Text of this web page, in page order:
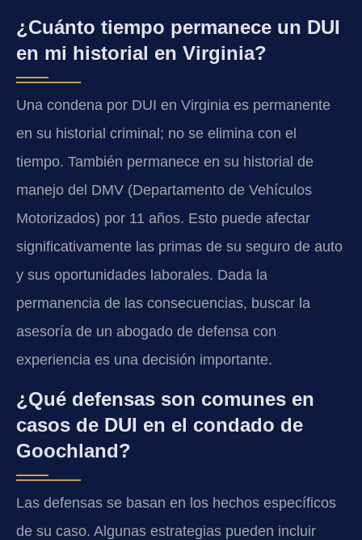
¿Cuánto tiempo permanece un DUI
en mi historial en Virginia?
Una condena por DUI en Virginia es permanente
en su historial criminal; no se elimina con el
tiempo. También permanece en su historial de
manejo del DMV (Departamento de Vehículos
Motorizados) por 11 años. Esto puede afectar
significativamente las primas de su seguro de auto
y sus oportunidades laborales. Dada la
permanencia de las consecuencias, buscar la
asesoría de un abogado de defensa con
experiencia es una decisión importante.
¿Qué defensas son comunes en
casos de DUI en el condado de
Goochland?
Las defensas se basan en los hechos específicos
de su caso. Algunas estrategias pueden incluir